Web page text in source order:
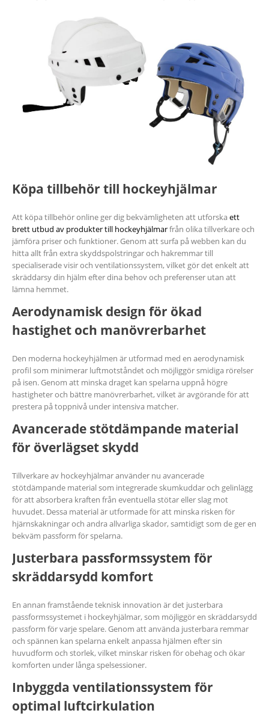
Köpa tillbehör till hockeyhjälmar
Att köpa tillbehör online ger dig bekvämligheten att utforska ett
brett utbud av produkter till hockeyhjälmarfrån olika tillverkare och
jämföra priser och funktioner. Genom att surfa på webben kan du
hitta allt från extra skyddspolstringar och hakremmar till
specialiserade visir och ventilationssystem, vilket gör det enkelt att
skräddarsy din hjälm efter dina behov och preferenser utan att
lämna hemmet.
Aerodynamisk design för ökad
hastighet och manövrerbarhet
Den moderna hockeyhjälmen är utformad med en aerodynamisk
profil som minimerar luftmotståndet och möjliggör smidiga rörelser
på isen. Genom att minska draget kan spelarna uppnå högre
hastigheter och bättre manövrerbarhet, vilket är avgörande för att
prestera på toppnivå under intensiva matcher.
Avancerade stötdämpande material
för överlägset skydd
Tillverkare av hockeyhjälmar använder nu avancerade
stötdämpande material som integrerade skumkuddar och gelinlägg
för att absorbera kraften från eventuella stötar eller slag mot
huvudet. Dessa material är utformade för att minska risken för
hjärnskakningar och andra allvarliga skador, samtidigt som de ger en
bekväm passform för spelarna.
Justerbara passformssystem för
skräddarsydd komfort
En annan framstående teknisk innovation är det justerbara
passformssystemet i hockeyhjälmar, som möjliggör en skräddarsydd
passform för varje spelare. Genom att använda justerbara remmar
och spännen kan spelarna enkelt anpassa hjälmen efter sin
huvudform och storlek, vilket minskar risken för obehag och ökar
komforten under långa spelsessioner.
Inbyggda ventilationssystem för
optimal luftcirkulation